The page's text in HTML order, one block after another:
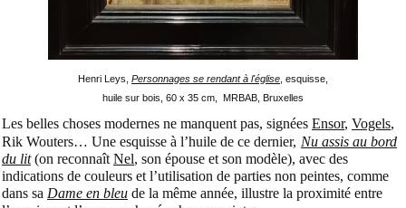
Henri Leys, Personnages se rendant à l'église , esquisse,
huile sur bois, 60 x 35 cm, MRBAB, Bruxelles
Les belles choses modernes ne manquent pas, signées Ensor, Vogels,
Rik Wouters… Une esquisse à l’huile de ce dernier, Nu assis au bord
du lit(on reconnaît Nel, son épouse et son modèle), avec des
indications de couleurs et l’utilisation de parties non peintes, comme
dans sa Dame en bleu de la même année, illustre la proximité entre